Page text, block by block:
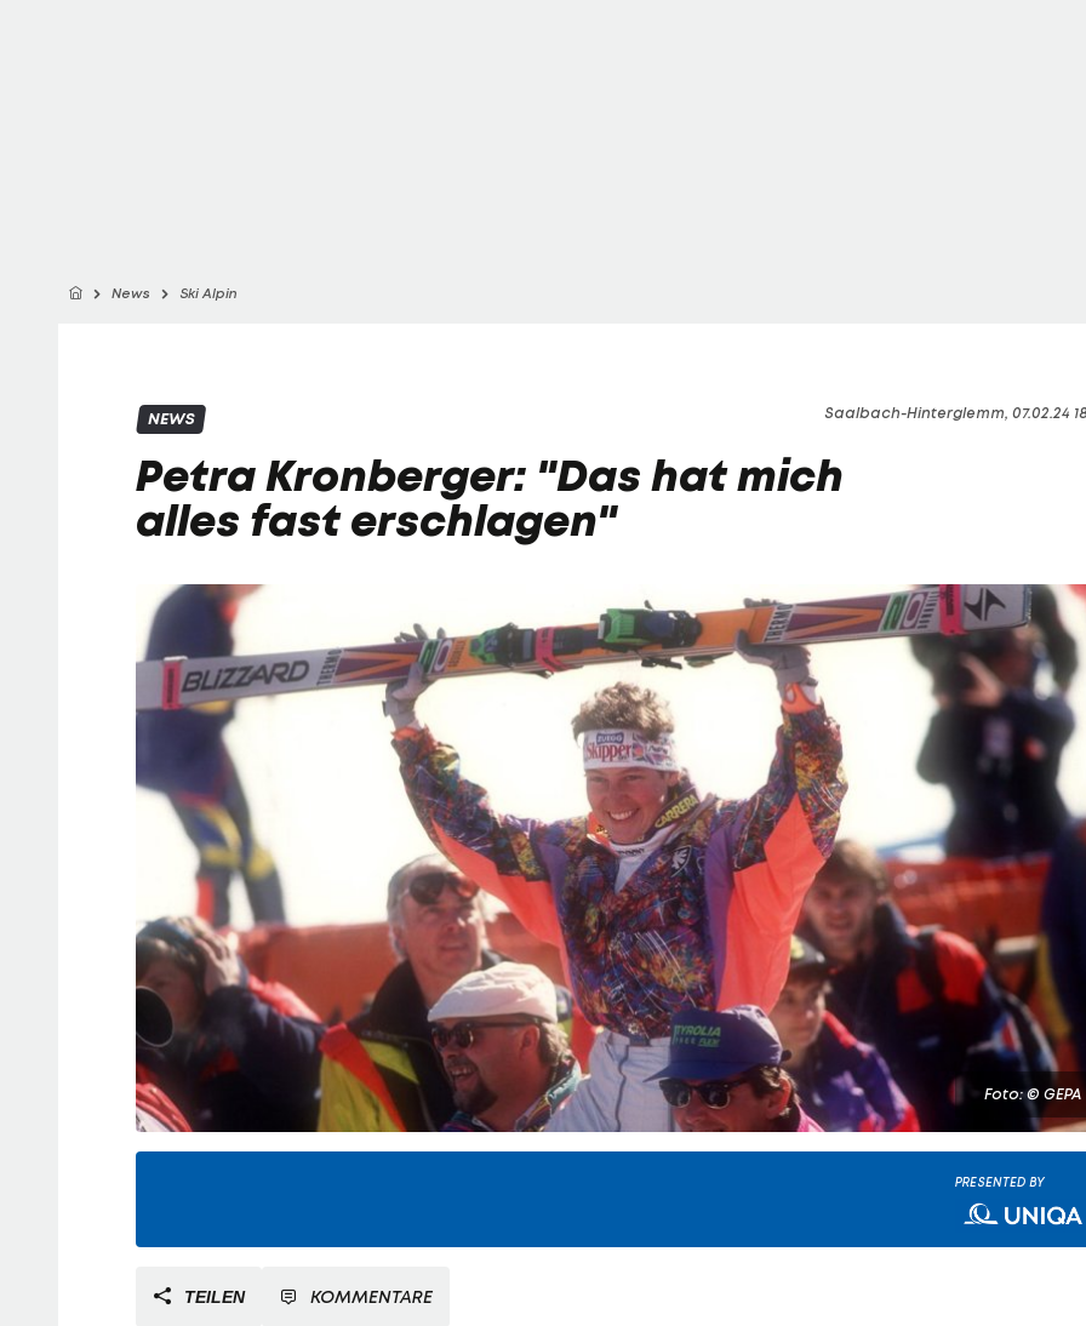
News Ski Alpin
Saalbach-Hinterglemm, 07.02.24
NEWS
Petra Kronberger: "Das hat mich
alles fast erschlagen"
Foto: © GEPA
PRESENTED BY
TEILEN KOMMENTARE